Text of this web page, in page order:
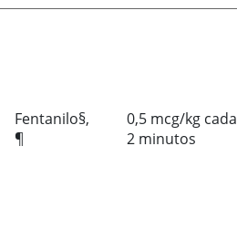
Fentanilo§,
¶
0,5 mcg/kg cada
2 minutos